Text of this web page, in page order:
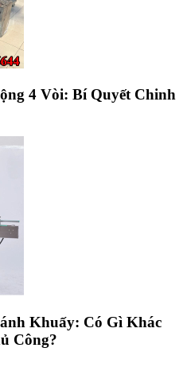
4 Vòi: Bí Quyết Chinh
Khuấy: Có Gì Khác
Công?